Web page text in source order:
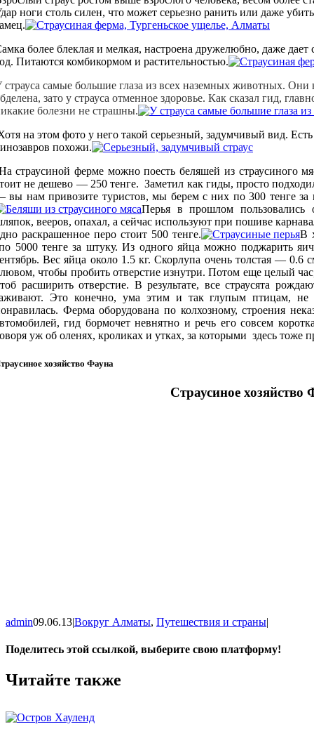
ноги столь силен, что может серьезно ранить или даже
более блеклая и мелкая, настроена дружелюбно, даже дает
Питаются комбикормом и растительностью.
страуса самые большие глаза из всех наземных животных.
зато у страуса отменное здоровье. Как сказал гид,
болезни не страшны.
на этом фото у него такой серьезный, задумчивый вид.
похожи.
страусиной ферме можно поесть беляшей из страусиного
не дешево — 250 тенге. Заметил как гиды, просто
вы нам привозите туристов, мы берем с них по 300 тенге
Перья в прошлом пользовались
вееров, опахал, а сейчас используют при пошиве
раскрашенное перо стоит 500 тенге.
В
5000 тенге за штуку. Из одного яйца можно поджарить
Вес яйца около 1.5 кг. Скорлупа очень толстая —
чтобы пробить отверстие изнутри. Потом еще целый
расширить отверстие. В результате, все страусята
Это конечно, ума этим и так глупым птицам, не
Ферма оборудована по колхозному, строения
гид бормочет невнятно и речь его совсем
уж об оленях, кроликах и утках, за которыми здесь тоже
хозяйство Фауна
Страусиное хозяйство
admin09.06.13|Вокруг Алматы, Путешествия и страны|
Поделитесь этой ссылкой, выберите свою платформу!
Facebook
X
WhatsApp
Vk
Email
Читайте также